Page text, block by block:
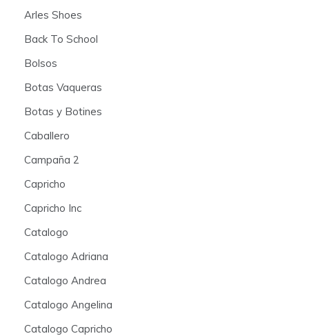
Arles Shoes
Back To School
Bolsos
Botas Vaqueras
Botas y Botines
Caballero
Campaña 2
Capricho
Capricho Inc
Catalogo
Catalogo Adriana
Catalogo Andrea
Catalogo Angelina
Catalogo Capricho